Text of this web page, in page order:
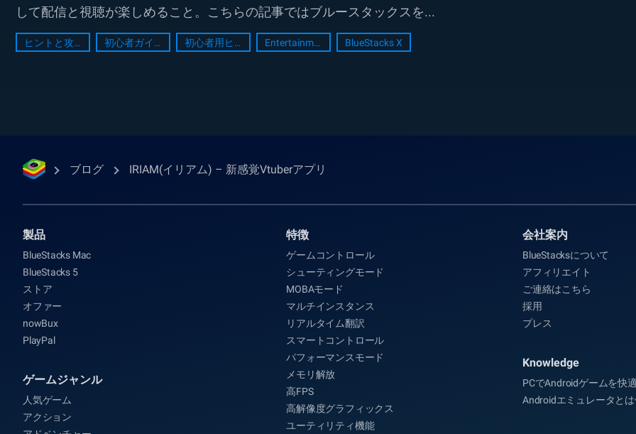
して配信と視聴が楽しめること。こちらの記事ではブルースタックスを...
ヒントと攻略法 初心者ガイド 初心者用ヒント Entertainment BlueStacks X
ブログ IRIAM(イリアム) – 新感覚Vtuberアプリ
製品
BlueStacks Mac
BlueStacks 5
ストア
オファー
nowBux
PlayPal
ゲームジャンル
人気ゲーム
アクション
特徴
ゲームコントロール
シューティングモード
MOBAモード
マルチインスタンス
リアルタイム翻訳
スマートコントロール
パフォーマンスモード
メモリ解放
高FPS
高解像度グラフィックス
ユーティリティ機能
会社案内
BlueStacksについて
アフィリエイト
ご連絡はこちら
採用
プレス
Knowledge
PCでAndroidゲームを快
Androidエミュレータと